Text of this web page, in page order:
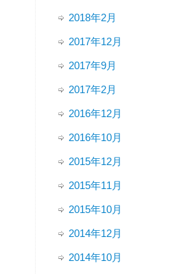
2018年2月
2017年12月
2017年9月
2017年2月
2016年12月
2016年10月
2015年12月
2015年11月
2015年10月
2014年12月
2014年10月